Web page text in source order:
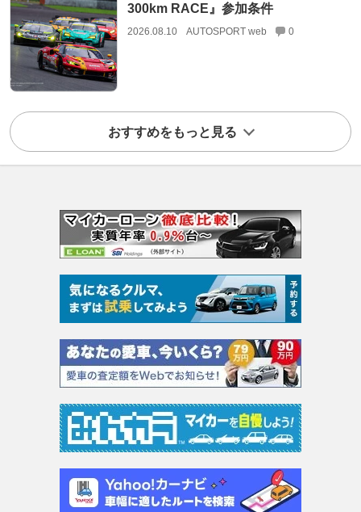
300km RACE』参加条件
2026.08.10 AUTOSPORT web 0
おすすめをもっと見る